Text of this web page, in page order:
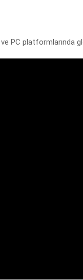
ve PC